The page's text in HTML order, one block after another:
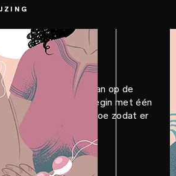
Moisturizer aan op de
de kegel ballen. Begin met één
meer ballen toe zodat er
wordt gecreëerd.